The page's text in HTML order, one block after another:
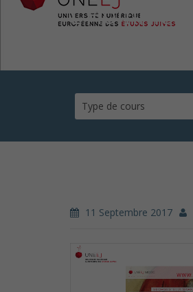
L’Homme
Type de cours
11 Septembre 2017